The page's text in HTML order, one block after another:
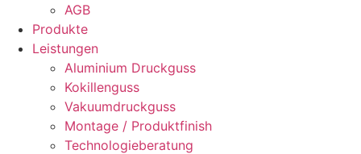
AGB
Pro­duk­te
Leis­tun­gen
Alu­mi­ni­um Druck­guss
Kokil­len­guss
Vaku­um­druck­guss
Mon­ta­ge / Pro­dukt­fi­nish
Tech­no­lo­gie­be­ra­tung